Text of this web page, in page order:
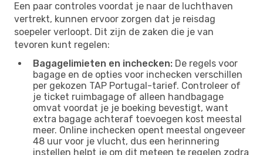
Een paar controles voordat je naar de luchthaven
vertrekt, kunnen ervoor zorgen dat je reisdag
soepeler verloopt. Dit zijn de zaken die je van
tevoren kunt regelen:
Bagagelimieten en inchecken: De regels voor
bagage en de opties voor inchecken verschillen
per gekozen TAP Portugal-tarief. Controleer of
je ticket ruimbagage of alleen handbagage
omvat voordat je je boeking bevestigt, want
extra bagage achteraf toevoegen kost meestal
meer. Online inchecken opent meestal ongeveer
48 uur voor je vlucht, dus een herinnering
instellen helpt je om dit meteen te regelen zodra